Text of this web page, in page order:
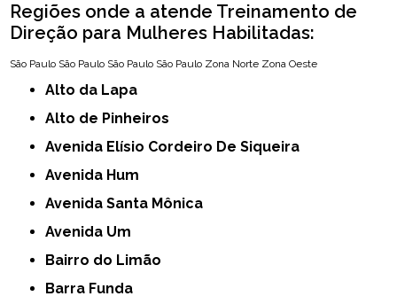
Regiões onde a atende Treinamento de
Direção para Mulheres Habilitadas:
São Paulo São Paulo São Paulo São Paulo Zona Norte Zona Oeste
Alto da Lapa
Alto de Pinheiros
Avenida Elísio Cordeiro De Siqueira
Avenida Hum
Avenida Santa Mônica
Avenida Um
Bairro do Limão
Barra Funda